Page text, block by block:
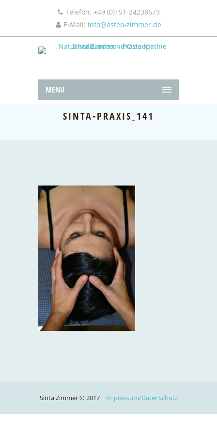
Telefon: +49 (0)151-24238673
E-Mail: info@osteo-zimmer.de
MENU
SINTA-PRAXIS_141
Sinta Zimmer © 2017 | Impressum/Datenschutz